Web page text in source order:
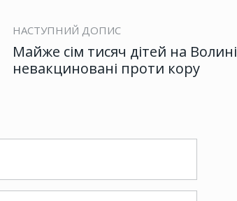
НАСТУПНИЙ ДОПИС
Майже сім тисяч дітей на Волині
невакциновані проти кору